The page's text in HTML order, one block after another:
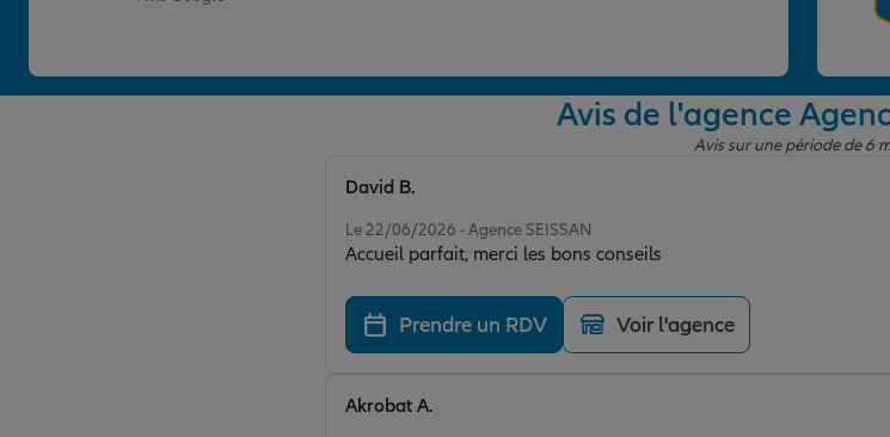
Avis de l'agence
Avis sur une période de 6
Le 22/06/2026 - Agence SEISSAN
Accueil parfait, merci les bons conseils
David B.
Prendre un RDV Voir l'agence
Akrobat A.